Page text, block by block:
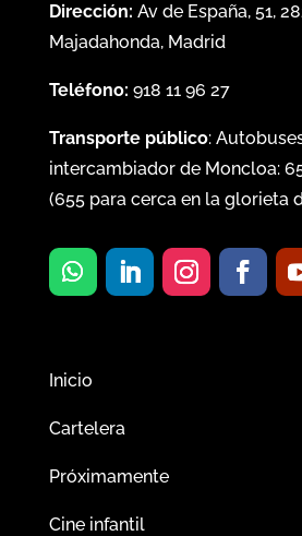
Dirección: Av de España, 51,
Majadahonda, Madrid
Teléfono: 918 11 96 27
Transporte público:
intercambiador de Moncloa:
(655para cerca en la glorieta
Inicio
Cartelera
Próximamente
Cine infantil